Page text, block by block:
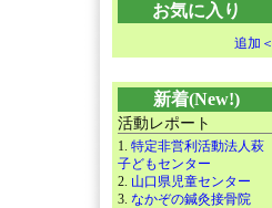
お気に入り
追加＜
新着(New!)
活動レポート
1. 特定非営利活動法人萩
子どもセンター
2. 山口県児童センター
3. なかぞの鍼灸接骨院